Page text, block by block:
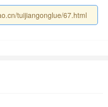
tuijiangonglue/67.html